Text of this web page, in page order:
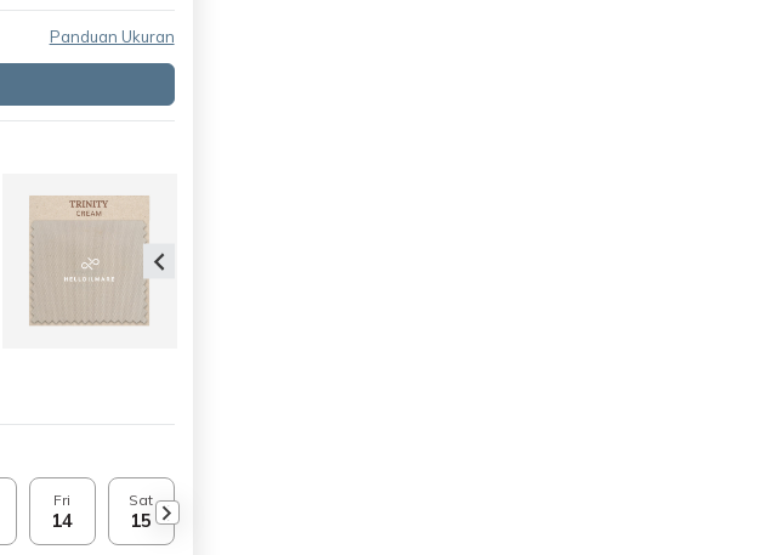
Panduan Ukuran
Fri
14
Sat
15